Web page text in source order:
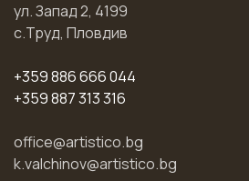
ул. Запад 2, 4199
с.Труд, Пловдив
+359 886 666 044
+359 887 313 316
office@artistico.bg
k.valchinov@artistico.bg